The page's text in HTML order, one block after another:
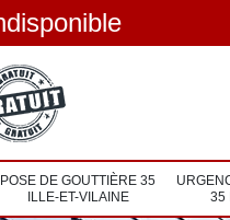
POSE DE GOUTTIÈRE 35
ILLE-ET-VILAINE
35